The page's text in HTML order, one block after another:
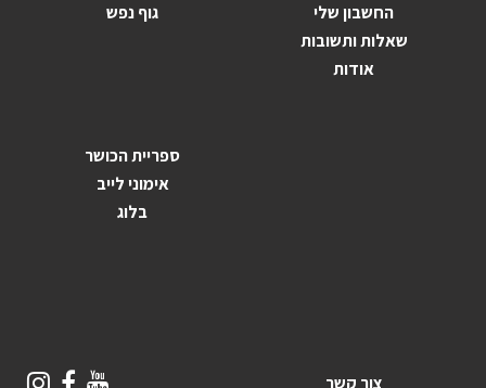
החשבון שלי
שאלות ותשובות
אודות
גוף נפש
ספריית הכושר
אימוני לייב
בלוג
צור קשר